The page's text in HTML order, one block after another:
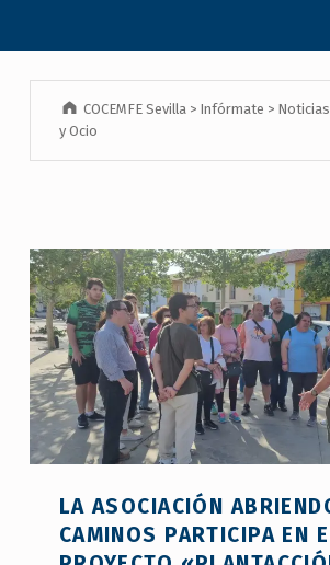
COCEMFE Sevilla > Infórmate > Noticias
y Ocio
LA ASOCIACIÓN
CAMINOS PARTICIPA EN